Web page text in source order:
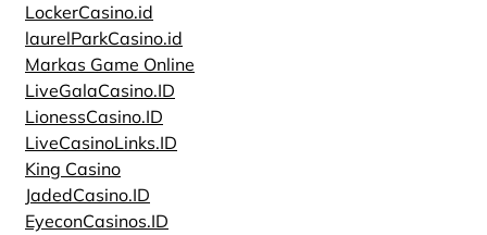
LockerCasino.id
laurelParkCasino.id
Markas Game Online
LiveGalaCasino.ID
LionessCasino.ID
LiveCasinoLinks.ID
King Casino
JadedCasino.ID
EyeconCasinos.ID